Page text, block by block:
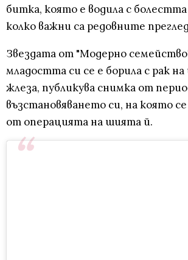
битка, която е водила с
колко важни са редовните
Звездата от "Модерно
младостта си се е борила с рак
жлеза, публикува снимка от
възстановяването си, на която
от операцията на шията й.